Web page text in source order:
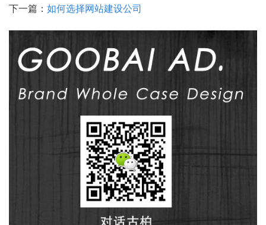
下一篇： 如何选择网站建设公司